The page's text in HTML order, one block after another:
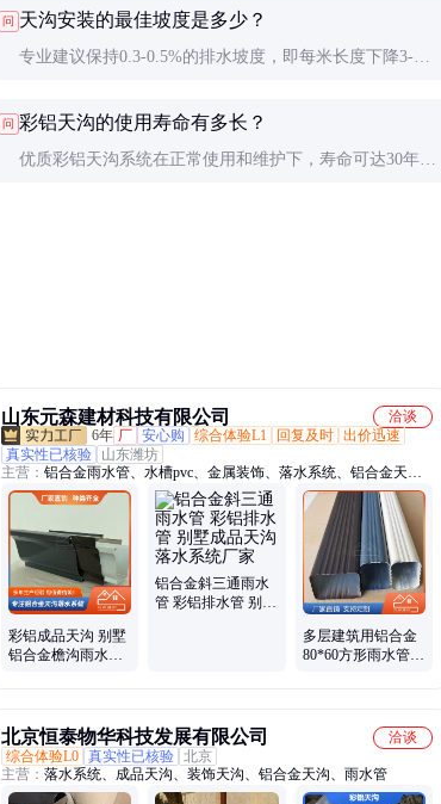
问 天沟安装的最佳坡度是多少？
专业建议保持0.3-0.5%的排水坡度，即每米长度下降3-
天沟容量。
问 彩铝天沟的使用寿命有多长？
优质彩铝天沟系统在正常使用和维护下，寿命可达30年以
山东元森建材科技有限公司
洽谈
6年 厂 安心购 综合体验L1 回复及时 出价迅速
真实性已核验
山东潍坊
主营： 铝合金雨水管、水槽pvc、金属装饰、落水系统、铝合金天
沟、金属烟囱、穿墙侧排、不锈钢虹吸
彩铝成品天沟 别墅
铝合金檐沟雨水管
铝合金斜三通雨水
管 彩铝排水管 别墅
多层建筑用铝合金
80*60方形雨水管
北京恒泰物华科技发展有限公司
洽谈
综合体验L0 真实性已核验 北京
主营： 落水系统、成品天沟、装饰天沟、铝合金天沟、雨水管